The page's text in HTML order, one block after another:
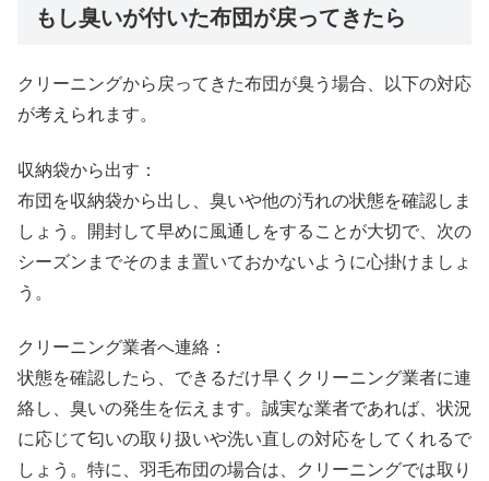
もし臭いが付いた布団が戻ってきたら
クリーニングから戻ってきた布団が臭う場合、以下の対応
が考えられます。
収納袋から出す：
布団を収納袋から出し、臭いや他の汚れの状態を確認しま
しょう。開封して早めに風通しをすることが大切で、次の
シーズンまでそのまま置いておかないように心掛けましょ
う。
クリーニング業者へ連絡：
状態を確認したら、できるだけ早くクリーニング業者に連
絡し、臭いの発生を伝えます。誠実な業者であれば、状況
に応じて匂いの取り扱いや洗い直しの対応をしてくれるで
しょう。特に、羽毛布団の場合は、クリーニングでは取り